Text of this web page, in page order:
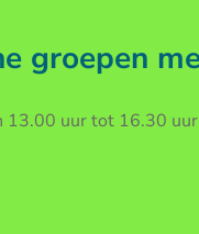
groepen
uur tot 16.30